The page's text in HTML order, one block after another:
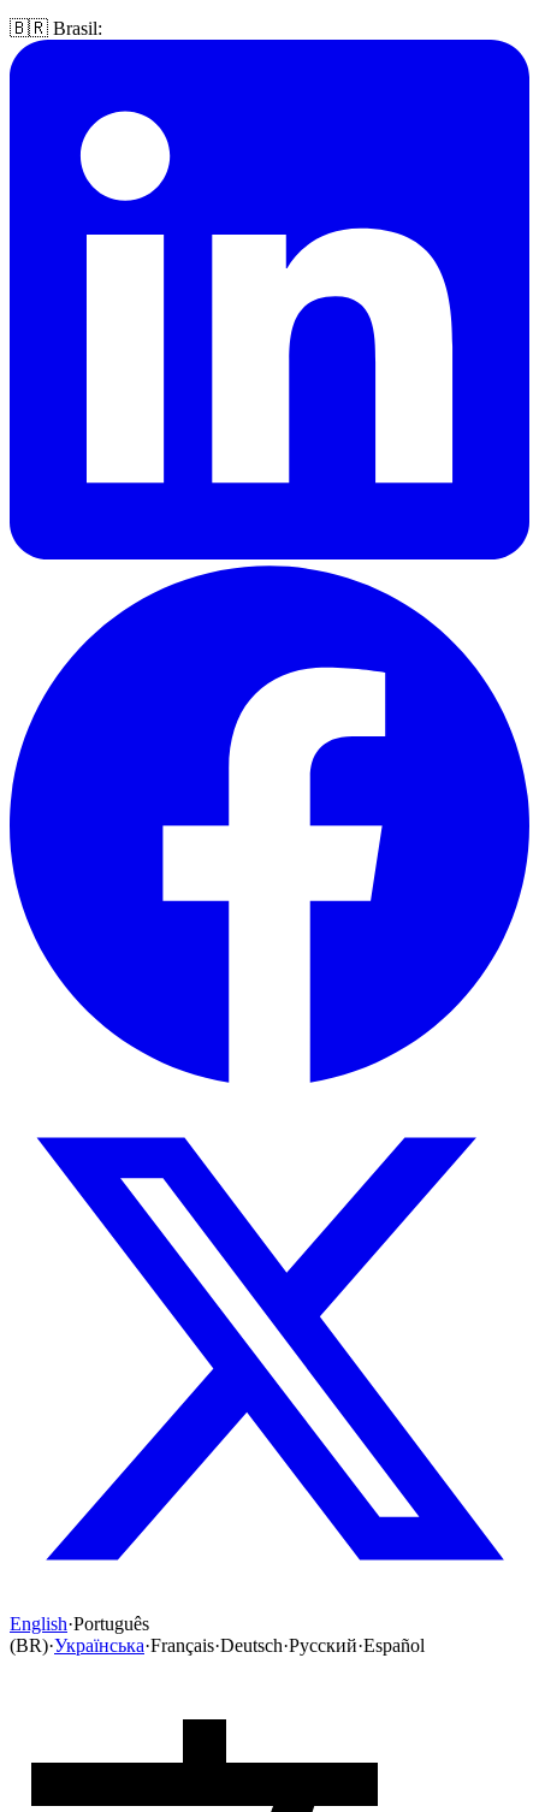
🇧🇷 Brasil:
English·Português
(BR)·Українська·Français·Deutsch·Русский·Español